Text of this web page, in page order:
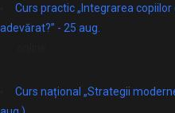
Curs practic „Integrarea
adevărat?” - 25 aug.
Curs național „Strategii